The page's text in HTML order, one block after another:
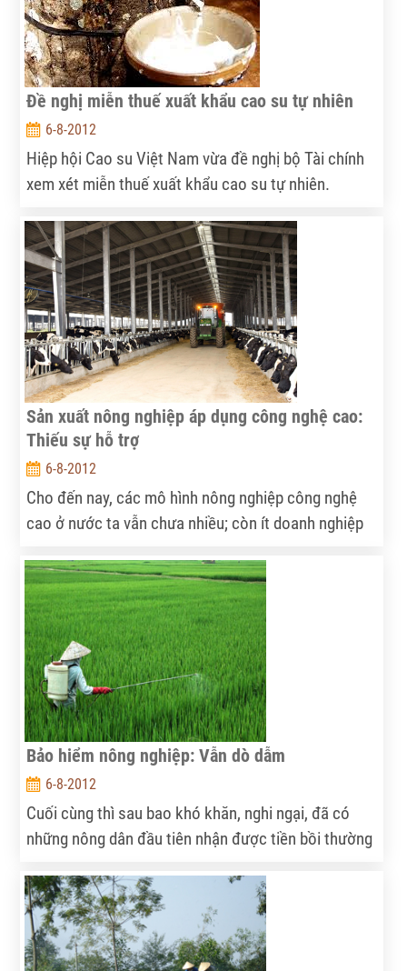
hộ nông dân trồng lúa.
Đề nghị miễn thuế xuất khẩu cao su tự nhiên
6-8-2012
Hiệp hội Cao su Việt Nam vừa đề nghị bộ Tài chính
xem xét miễn thuế xuất khẩu cao su tự nhiên.
Sản xuất nông nghiệp áp dụng công nghệ cao:
Thiếu sự hỗ trợ
6-8-2012
Cho đến nay, các mô hình nông nghiệp công nghệ
cao ở nước ta vẫn chưa nhiều; còn ít doanh nghiệp
chưa đi vào thực tiễn...
Bảo hiểm nông nghiệp: Vẫn dò dẫm
6-8-2012
Cuối cùng thì sau bao khó khăn, nghi ngại, đã có
những nông dân đầu tiên nhận được tiền bồi thường
ấy dù chiếm tỷ lệ vô cùng nhỏ bé nhưng cũng là dấu
hiệu đáng mừng cho một chính sách mới được triển
khai.